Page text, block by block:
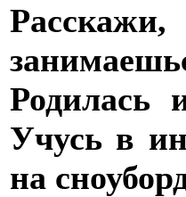
Родилась
Учусь в
на